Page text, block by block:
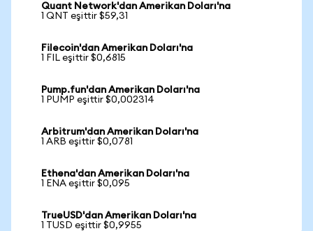
Quant Network'dan Amerikan Doları'na
1 QNT eşittir $59,31
Filecoin'dan Amerikan Doları'na
1 FIL eşittir $0,6815
Pump.fun'dan Amerikan Doları'na
1 PUMP eşittir $0,002314
Arbitrum'dan Amerikan Doları'na
1 ARB eşittir $0,0781
Ethena'dan Amerikan Doları'na
1 ENA eşittir $0,095
TrueUSD'dan Amerikan Doları'na
1 TUSD eşittir $0,9955